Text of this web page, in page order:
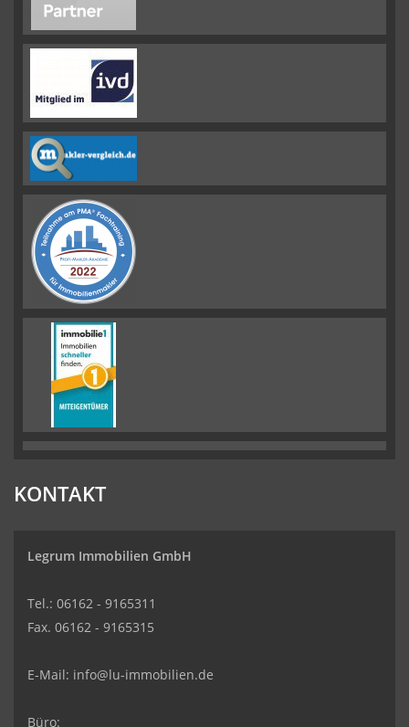
KONTAKT
Legrum Immobilien GmbH
Tel.: 06162 - 9165311
Fax. 06162 - 9165315
E-Mail: info@lu-immobilien.de
Büro: